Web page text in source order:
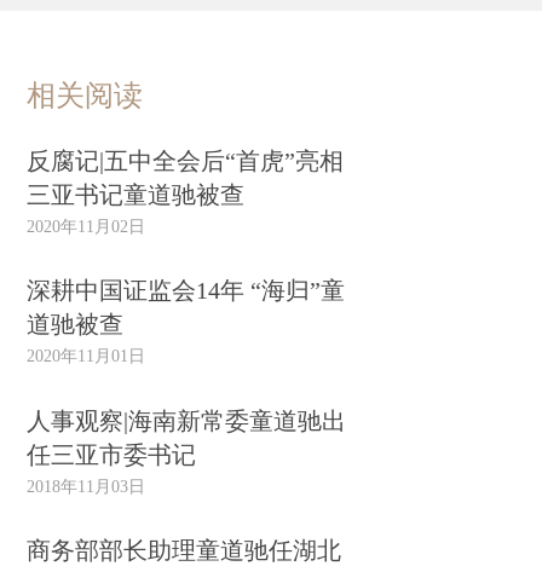
相关阅读
反腐记|五中全会后“首虎”亮相
三亚书记童道驰被查
2020年11月02日
深耕中国证监会14年 “海归”童
道驰被查
2020年11月01日
人事观察|海南新常委童道驰出
任三亚市委书记
2018年11月03日
商务部部长助理童道驰任湖北